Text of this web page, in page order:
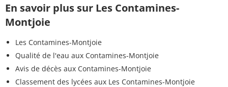
En savoir plus sur Les Contamines-
Montjoie
Les Contamines-Montjoie
Qualité de l'eau aux Contamines-Montjoie
Avis de décès aux Contamines-Montjoie
Classement des lycées aux Les Contamines-Montjoie